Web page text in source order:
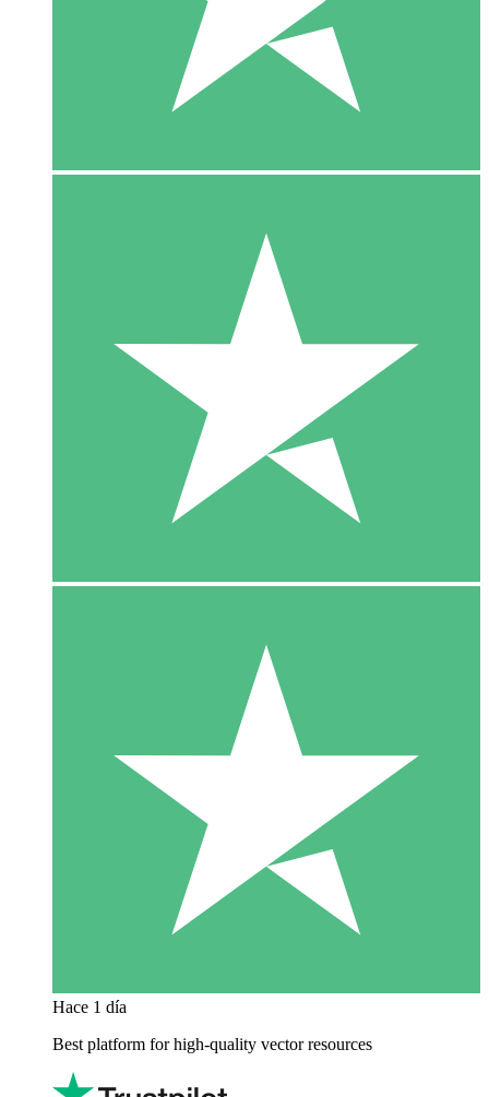
Hace 1 día
Best platform for high-quality vector resources